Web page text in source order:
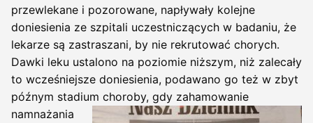
przewlekane i pozorowane, napływały kolejne
doniesienia ze szpitali uczestniczących w badaniu, że
lekarze są zastraszani, by nie rekrutować chorych.
Dawki leku ustalono na poziomie niższym, niż zalecały
to wcześniejsze doniesienia, podawano go też w zbyt
późnym stadium choroby, gdy zahamowanie
namnażania